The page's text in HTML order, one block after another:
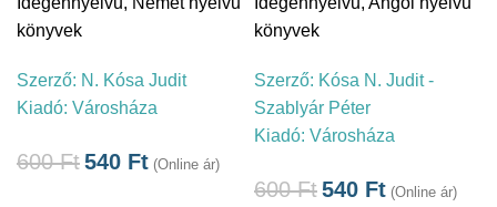
könyvek
Szerző: N. Kósa Judit
Kiadó: Városháza
600Ft540 Ft (Online ár)
könyvek
Szerző: Kósa N. Judit -
Szablyár Péter
Kiadó: Városháza
600Ft540 Ft (Online ár)